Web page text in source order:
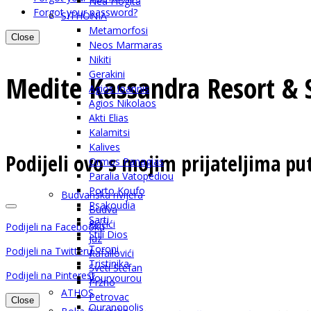
SITHONIA
Metamorfosi
Neos Marmaras
Nikiti
Gerakini
Agios Ioannis
Agios Nikolaos
Akti Elias
Kalamitsi
Kalives
Ormos Panagias
Paralia Vatopediou
Porto Koufo
Psakoudia
Sarti
Stili Dios
Toroni
Tristinika
Vourvourou
ATHOS
Ouranopolis
Budvanska rivijera
Budva
Bečići
Jaz
Rafailovići
Sveti Stefan
Pržno
Petrovac
Forgot your password?
Close
Medite Kassandra Resort &
Podijeli ovo s mojim prijateljima
Podijeli na Facebooku
Podijeli na Twitteru
Podijeli na Pinterest
Close